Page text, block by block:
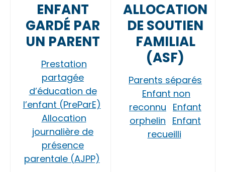
ENFANT
GARDÉ PAR
UN PARENT
Prestation
partagée
d’éducation de
l’enfant (PreParE)
Allocation
journalière de
présence
parentale (AJPP)
ALLOCATION
DE SOUTIEN
FAMILIAL
(ASF)
Parents séparés
Enfant non
reconnu Enfant
orphelin Enfant
recueilli